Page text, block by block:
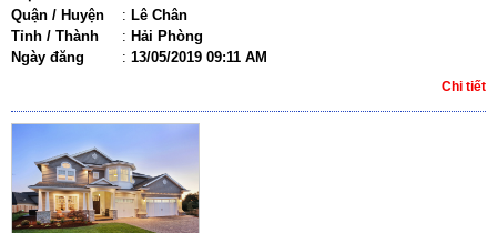
Quận / Huyện : Lê Chân
Tỉnh / Thành
: Hải Phòng
Ngày đăng
: 13/05/2019 09:11 AM
Chi tiết